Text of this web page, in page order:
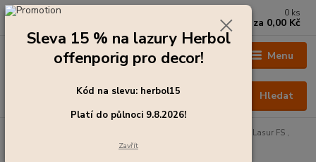
Menu
Hledat
+420 273 136 255
0 ks
za 0,00 Kč
10 l Herbol Offenporig Imprägnier-Lasur FS ,
mahagon, impregnační lazura
Sleva 15 % na lazury Herbol
offenporig pro decor!
Kód na slevu: herbol15
Platí do půlnoci 9.8.2026!
Zavřít